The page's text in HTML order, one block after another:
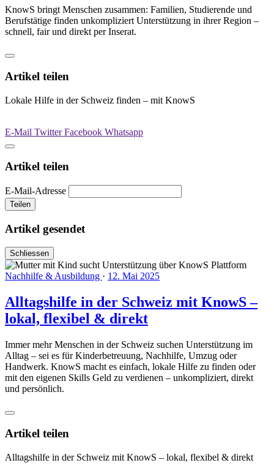
KnowS bringt Menschen zusammen: Familien, Studierende und
Berufstätige finden unkompliziert Unterstützung in ihrer Region –
schnell, fair und direkt per Inserat.
Artikel teilen
Lokale Hilfe in der Schweiz finden – mit KnowS
E-Mail TwitterFacebook Whatsapp
Artikel teilen
E-Mail-Adresse
Teilen
Artikel gesendet
Schliessen
Nachhilfe & Ausbildung · 12. Mai 2025
Alltagshilfe in der Schweiz mit KnowS –
lokal, flexibel & direkt
Immer mehr Menschen in der Schweiz suchen Unterstützung im
Alltag – sei es für Kinderbetreuung, Nachhilfe, Umzug oder
Handwerk. KnowS macht es einfach, lokale Hilfe zu finden oder
mit den eigenen Skills Geld zu verdienen – unkompliziert, direkt
und persönlich.
Artikel teilen
Alltagshilfe in der Schweiz mit KnowS – lokal, flexibel & direkt